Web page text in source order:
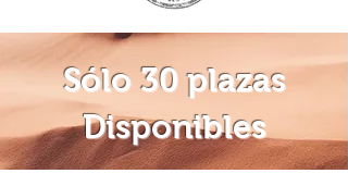
Sólo 30 plazas
Disponibles